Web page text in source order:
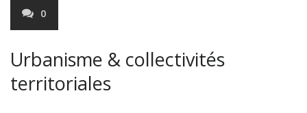
0
Urbanisme & collectivités
territoriales